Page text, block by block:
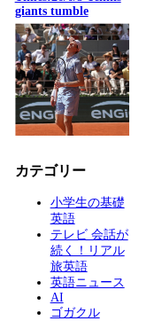
giants tumble
カテゴリー
小学生の基礎
英語
テレビ 会話が
続く！リアル
旅英語
英語ニュース
AI
ゴガクル